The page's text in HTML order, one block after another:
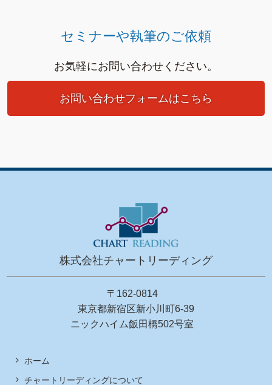
セミナーや執筆のご依頼
お気軽にお問い合わせください。
お問い合わせフォームはこちら
株式会社チャートリーディング
〒162-0814
東京都新宿区新小川町6-39
ニックハイム飯田橋502号室
ホーム
チャートリーディングについて